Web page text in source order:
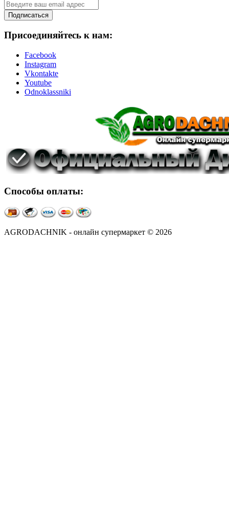
Подписаться
Присоединяйтесь к нам:
Facebook
Instagram
Vkontakte
Youtube
Odnoklassniki
Способы оплаты:
AGRODACHNIK - онлайн супермаркет © 2026